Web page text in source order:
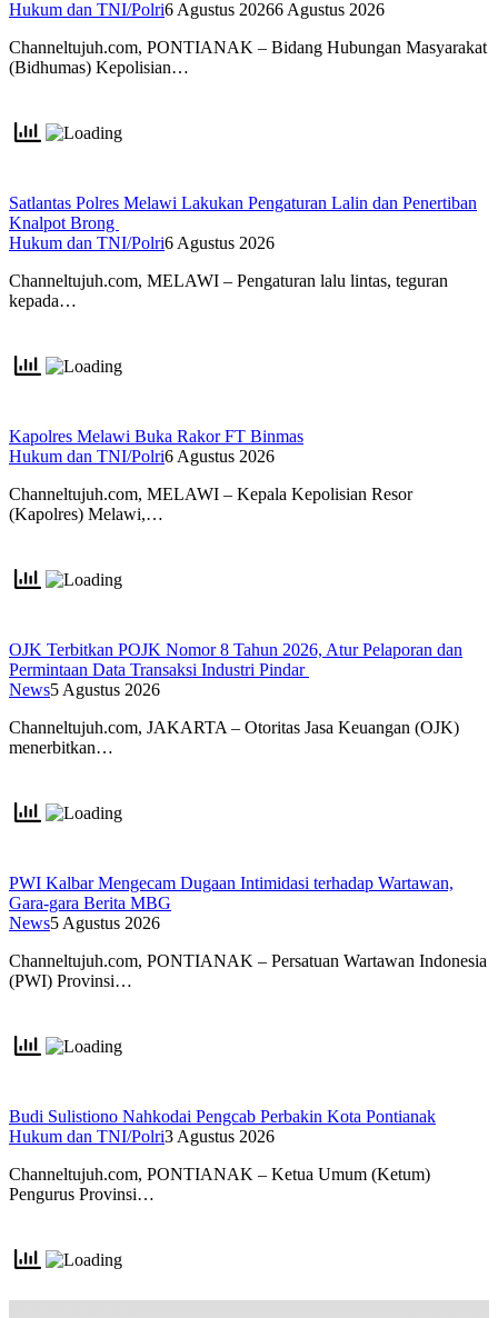
Hukum dan TNI/Polri6 Agustus 20266 Agustus 2026
Channeltujuh.com, PONTIANAK – Bidang Hubungan Masyarakat
(Bidhumas) Kepolisian…
Satlantas Polres Melawi Lakukan Pengaturan Lalin dan Penertiban
Knalpot Brong
Hukum dan TNI/Polri6 Agustus 2026
Channeltujuh.com, MELAWI – Pengaturan lalu lintas, teguran
kepada…
Kapolres Melawi Buka Rakor FT Binmas
Hukum dan TNI/Polri6 Agustus 2026
Channeltujuh.com, MELAWI – Kepala Kepolisian Resor
(Kapolres) Melawi,…
OJK Terbitkan POJK Nomor 8 Tahun 2026, Atur Pelaporan dan
Permintaan Data Transaksi Industri Pindar
News5 Agustus 2026
Channeltujuh.com, JAKARTA – Otoritas Jasa Keuangan (OJK)
menerbitkan…
PWI Kalbar Mengecam Dugaan Intimidasi terhadap Wartawan,
Gara-gara Berita MBG
News5 Agustus 2026
Channeltujuh.com, PONTIANAK – Persatuan Wartawan Indonesia
(PWI) Provinsi…
Budi Sulistiono Nahkodai Pengcab Perbakin Kota Pontianak
Hukum dan TNI/Polri3 Agustus 2026
Channeltujuh.com, PONTIANAK – Ketua Umum (Ketum)
Pengurus Provinsi…